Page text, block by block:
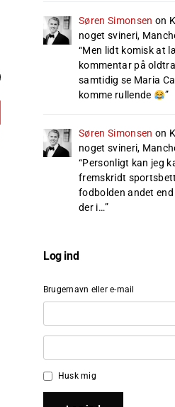
Søren Simonsen on
noget svineri,
“Men lidt komisk at
kommentar på
samtidig se Maria
komme rullende
”
Søren Simonsen on
noget svineri,
“Personligt kan jeg
fremskridt
fodbolden andet
der i…”
Log ind
Brugernavn eller e-mail
Husk mig